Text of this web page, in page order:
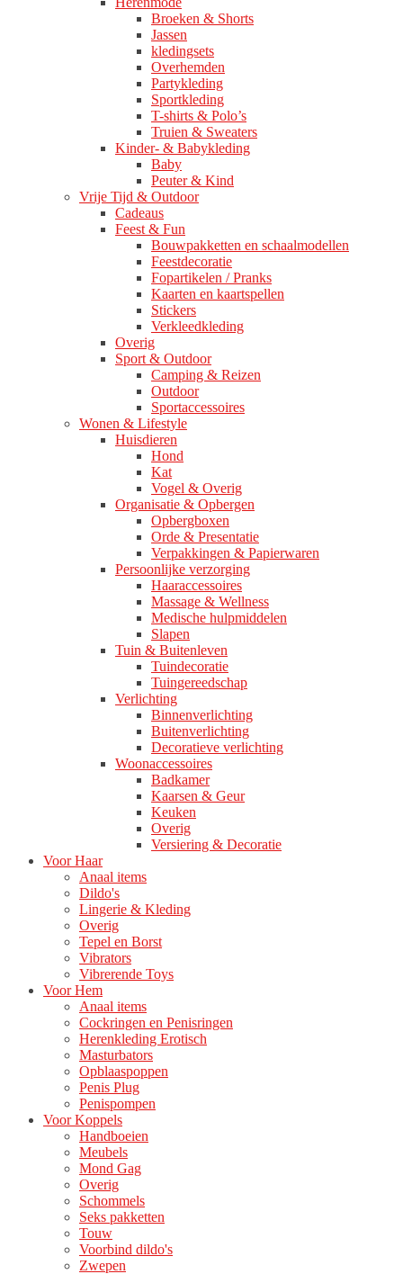
Broeken & Shorts
Jassen
kledingsets
Overhemden
Partykleding
Sportkleding
T-shirts & Polo’s
Truien & Sweaters
Kinder- & Babykleding
Baby
Peuter & Kind
Vrije Tijd & Outdoor
Cadeaus
Feest & Fun
Bouwpakketten en schaalmodellen
Feestdecoratie
Fopartikelen / Pranks
Kaarten en kaartspellen
Stickers
Verkleedkleding
Overig
Sport & Outdoor
Camping & Reizen
Outdoor
Sportaccessoires
Wonen & Lifestyle
Huisdieren
Hond
Kat
Vogel & Overig
Organisatie & Opbergen
Opbergboxen
Orde & Presentatie
Verpakkingen & Papierwaren
Persoonlijke verzorging
Haaraccessoires
Massage & Wellness
Medische hulpmiddelen
Slapen
Tuin & Buitenleven
Tuindecoratie
Tuingereedschap
Verlichting
Binnenverlichting
Buitenverlichting
Decoratieve verlichting
Woonaccessoires
Badkamer
Kaarsen & Geur
Keuken
Overig
Versiering & Decoratie
Voor Haar
Anaal items
Dildo's
Lingerie & Kleding
Overig
Tepel en Borst
Vibrators
Vibrerende Toys
Voor Hem
Anaal items
Cockringen en Penisringen
Herenkleding Erotisch
Masturbators
Opblaaspoppen
Penis Plug
Penispompen
Voor Koppels
Handboeien
Meubels
Mond Gag
Overig
Schommels
Seks pakketten
Touw
Voorbind dildo's
Zwepen